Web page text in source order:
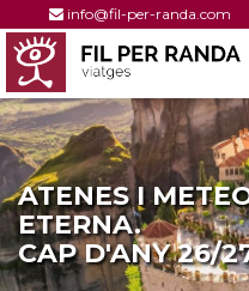
info@fil-per-randa.com
ATENES I
ETERNA.
CAP D'ANY 26/